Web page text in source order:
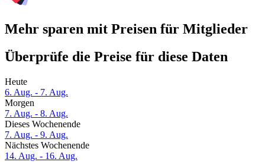
Mehr sparen mit Preisen für Mitglieder
Überprüfe die Preise für diese Daten
Heute
6. Aug. - 7. Aug.
Morgen
7. Aug. - 8. Aug.
Dieses Wochenende
7. Aug. - 9. Aug.
Nächstes Wochenende
14. Aug. - 16. Aug.